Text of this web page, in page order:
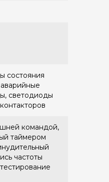
состояния
аварийные
светодиоды
командой,
таймером
частоты